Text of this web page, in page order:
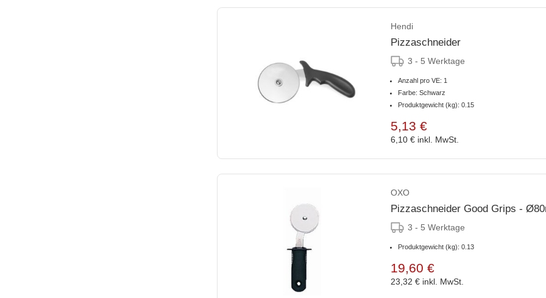
Hendi
Pizzaschneider
3 - 5 Werktage
Anzahl pro VE: 1
Farbe: Schwarz
Produktgewicht (kg): 0.15
5,13 €
6,10 € inkl. MwSt.
OXO
Pizzaschneider Good Grips -
3 - 5 Werktage
Produktgewicht (kg): 0.13
19,60 €
23,32 € inkl. MwSt.